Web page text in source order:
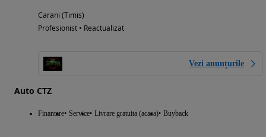
Carani (Timis)
Profesionist • Reactualizat
Vezi anunțurile
Auto CTZ
Finantare Service Livrare gratuita (acasa) Buyback